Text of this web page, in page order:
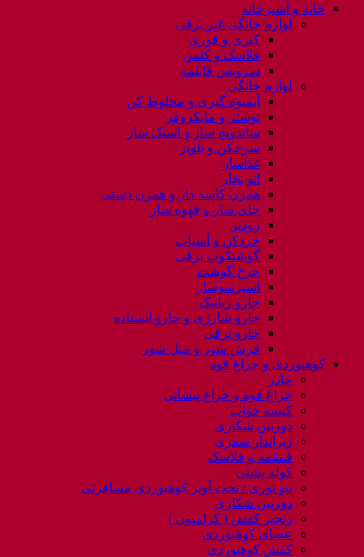
خانه و آشپزخانه
لوازم خانگی غیر برقی
کتری و قوری
فلاسک و کلمن
سرویس قابلمه
لوازم خانگی
آبمیوه گیری و مخلوط کن
توستر و مایکروفر
ساندویچ ساز و اسنک ساز
سرخکن و پلوپز
غذاساز
اتو بخار
همزن کاسه دار و همزن دستی
چای ساز و قهوه ساز
زودپز
خردکن و آسیاب
گوشتکوب برقی
چرخ گوشت
اسپرسوساز
جارو رباتیک
جارو شارژی و جارو ایستاده
جارو برقی
فرش شور و مبل شور
کوهنوردی و چراغ قوه
چادر
چراغ قوه و چراغ پیشانی
کیسه خواب
دوربین شکاری
زیرانداز سفری
قمقمه و فلاسک
کوله پشتی
ننو توری / تخت آویز کوهنوردی مسافرتی
دوربین شکاری
زنجیر کفش ( کرامپون )
عصای کوهنوردی
کفش کوهنوردی